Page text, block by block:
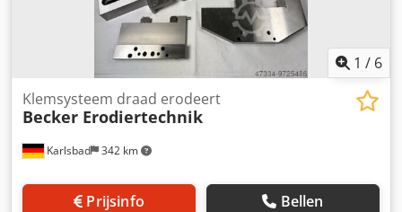
1 / 6
Karlsbad 342 km
Klemsysteem draad erodeert
Becker Erodiertechnik
Prijsinfo Bellen